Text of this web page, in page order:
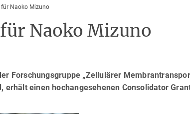
für Naoko Mizuno
Naoko Mizuno
Forschungsgruppe „Zellulärer
erhält einen hochangesehenen Consolidator